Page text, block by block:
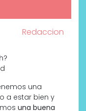
Redaccion
una
a estar bien y
una buena